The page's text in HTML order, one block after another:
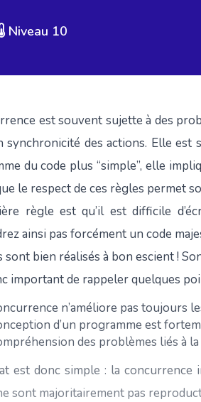
Niveau 10
est souvent sujette à des
synchronicité des actions. Elle est
du code plus “simple”, elle
le respect de ces règles permet
règle est qu’il est difficile
ainsi pas forcément un code
sont bien réalisés à bon escient !
important de rappeler quelques
n’améliore pas toujours
d’un programme est
des problèmes liés à
est donc simple : la
sont majoritairement pas